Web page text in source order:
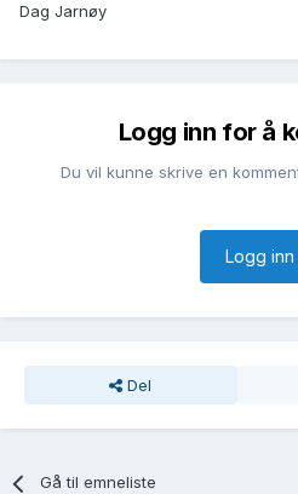
Dag Jarnøy
Logg inn for å
Du vil kunne skrive en
Logg inn
Del
Gå til emneliste